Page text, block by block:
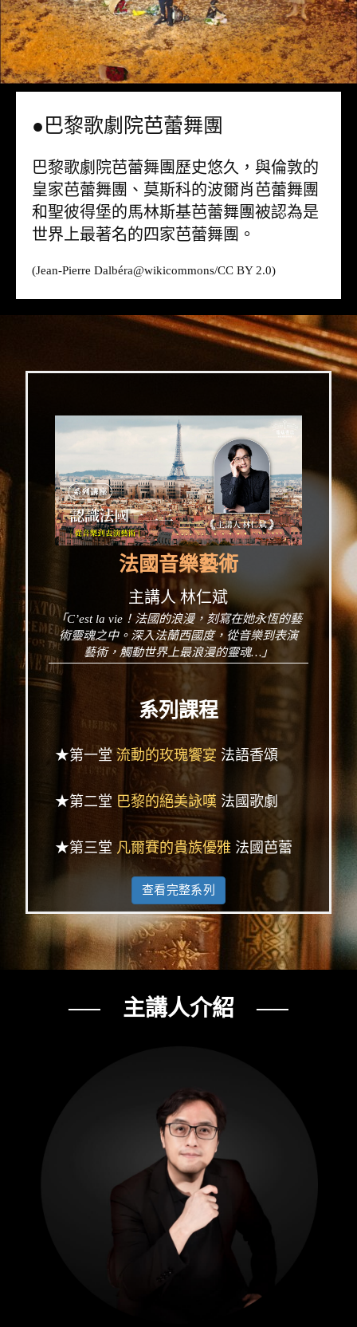
●巴黎歌劇院芭蕾舞團
巴黎歌劇院芭蕾舞團歷史悠久，與倫敦的
皇家芭蕾舞團、莫斯科的波爾肖芭蕾舞團
和聖彼得堡的馬林斯基芭蕾舞團被認為是
世界上最著名的四家芭蕾舞團。
(Jean-Pierre Dalbéra@wikicommons/CC BY 2.0)
法國音樂藝術
主講人 林仁斌
「C’est la vie！法國的浪漫，刻寫在她永恆的藝
術靈魂之中。深入法蘭西國度，從音樂到表演
藝術，觸動世界上最浪漫的靈魂…」
系列課程
★第一堂 流動的玫瑰饗宴 法語香頌
★第二堂 巴黎的絕美詠嘆 法國歌劇
★第三堂 凡爾賽的貴族優雅法國芭蕾
查看完整系列
── 主講人介紹 ──